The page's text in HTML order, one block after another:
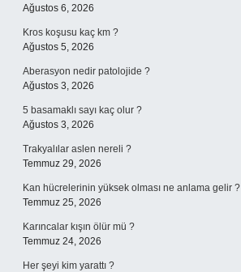
Ağustos 6, 2026
Kros koşusu kaç km ?
Ağustos 5, 2026
Aberasyon nedir patolojide ?
Ağustos 3, 2026
5 basamaklı sayı kaç olur ?
Ağustos 3, 2026
Trakyalılar aslen nereli ?
Temmuz 29, 2026
Kan hücrelerinin yüksek olması ne anlama gelir ?
Temmuz 25, 2026
Karıncalar kışın ölür mü ?
Temmuz 24, 2026
Her şeyi kim yarattı ?